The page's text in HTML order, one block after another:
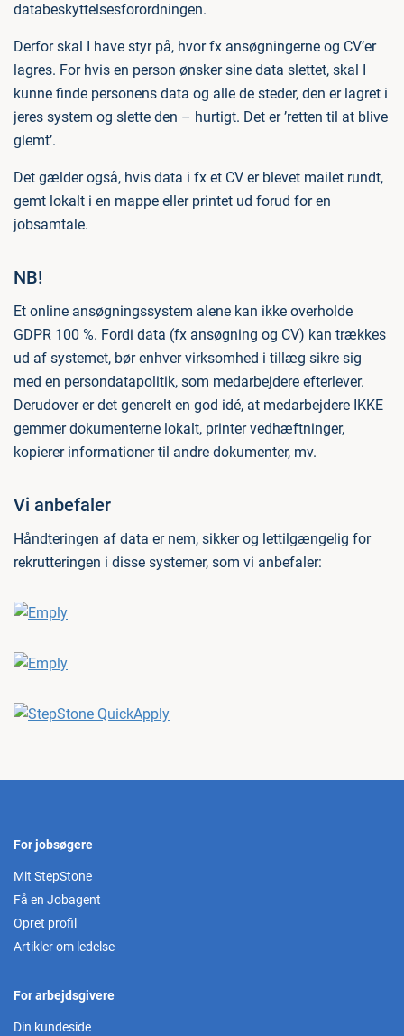
databeskyttelsesforordningen.
Derfor skal I have styr på, hvor fx ansøgningerne og CV’er
lagres. For hvis en person ønsker sine data slettet, skal I
kunne finde personens data og alle de steder, den er lagret i
jeres system og slette den – hurtigt. Det er ’retten til at blive
glemt’.
Det gælder også, hvis data i fx et CV er blevet mailet rundt,
gemt lokalt i en mappe eller printet ud forud for en
jobsamtale.
NB!
Et online ansøgningssystem alene kan ikke overholde
GDPR 100 %. Fordi data (fx ansøgning og CV) kan trækkes
ud af systemet, bør enhver virksomhed i tillæg sikre sig
med en persondatapolitik, som medarbejdere efterlever.
Derudover er det generelt en god idé, at medarbejdere IKKE
gemmer dokumenterne lokalt, printer vedhæftninger,
kopierer informationer til andre dokumenter, mv.
Vi anbefaler
Håndteringen af data er nem, sikker og lettilgængelig for
rekrutteringen i disse systemer, som vi anbefaler:
For jobsøgere
Mit StepStone
Få en Jobagent
Opret profil
Artikler om ledelse
For arbejdsgivere
Din kundeside